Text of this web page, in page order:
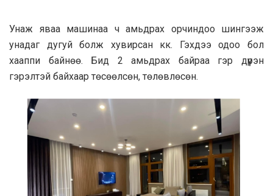
Унаж яваа машинаа ч амьдрах орчиндоо шингээж
унадаг дугуй болж хувирсан кк. Гэхдээ одоо бол
хааппи байнөө. Бид 2 амьдрах байраа гэр дүүрэн
гэрэлтэй байхаар төсөөлсөн, төлөвлөсөн.